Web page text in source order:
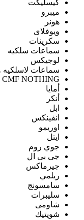
كيسليكت
ميبرو
هونر
ويوفلاى
سكرينات
سماعات سلكيه
لوجيكس
سماعات لاسلكيه
CMF NOTHING
أمايا
أنكر
ابل
انفينكس
اوريمو
ايتل
جوي روم
جى بى ال
جيرماكس
ريلمي
سامسونج
سليبرات
شاومى
شويتيك